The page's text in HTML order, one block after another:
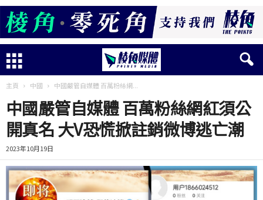
主頁 中國 中國嚴管自媒體 百萬粉絲網...
中國嚴管自媒體 百萬粉絲網紅須公
開真名 大V恐慌掀註銷微博逃亡潮
2023年10月19日